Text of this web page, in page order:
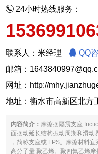
24小时热线服务：
联系人：米经理
QQ
邮箱：
网址： http://
地址：衡水市高新区北方
内容简介： 摩擦摆隔震支座
面摆动延长结构振动周期和滑动
，简称支座或 FPS。摩擦材料
高分子量 聚乙烯。聚四氟乙烯